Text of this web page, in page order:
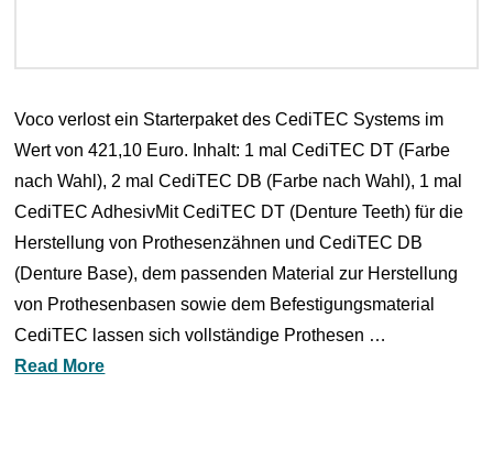
Voco verlost ein Starterpaket des CediTEC Systems im
Wert von 421,10 Euro. Inhalt: 1 mal CediTEC DT (Farbe
nach Wahl), 2 mal CediTEC DB (Farbe nach Wahl), 1 mal
CediTEC AdhesivMit CediTEC DT (Denture Teeth) für die
Herstellung von Prothesenzähnen und CediTEC DB
(Denture Base), dem passenden Material zur Herstellung
von Prothesenbasen sowie dem Befestigungsmaterial
CediTEC lassen sich vollständige Prothesen …
Read More